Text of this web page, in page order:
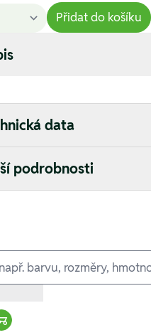
Přidat do košíku
data
podrobnosti
Warenkorb hinzufügen